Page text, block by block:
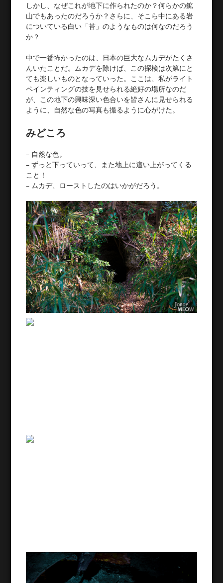
しかし、なぜこれが地下に作られたのか？何らかの鉱
山でもあったのだろうか？さらに、そこら中にある岩
についている白い「苔」のようなものは何なのだろう
か？
中で一番怖かったのは、日本の巨大なムカデがたくさ
んいたことだ。ムカデを除けば、この探検は次第にと
ても楽しいものとなっていった。ここは、私がライト
ペインティングの技を見せられる絶好の場所なのだ
が、この地下の興味深い色合いを皆さんに見せられる
ように、自然な色の写真も撮るように心がけた。
みどころ
– 自然な色。
– ずっと下っていって、また地上に這い上がってくる
こと！
– ムカデ、ローストしたのはいかがだろう。